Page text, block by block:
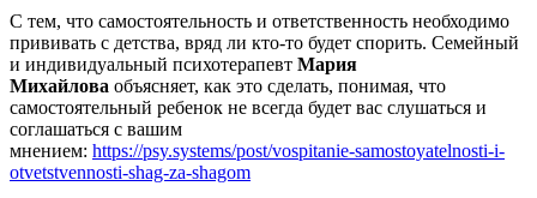
С тем, что самостоятельность и ответственность необходимо
прививать с детства, вряд ли кто-то будет спорить. Семейный
и индивидуальный психотерапевт Мария
Михайлова объясняет, как это сделать, понимая, что
самостоятельный ребенок не всегда будет вас слушаться и
соглашаться с вашим
мнением: https://psy.systems/post/vospitanie-samostoyatelnosti-i-
otvetstvennosti-shag-za-shagom